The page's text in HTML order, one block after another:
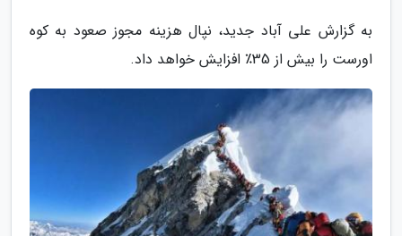
به گزارش علی آباد جدید، نپال هزینه مجوز صعود به کوه
اورست را بیش از 35٪ افزایش خواهد داد.